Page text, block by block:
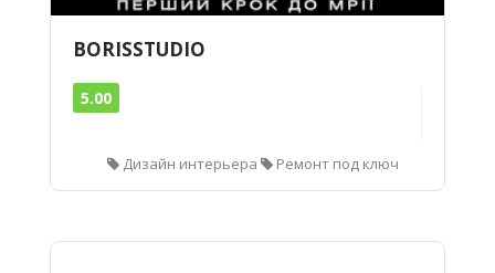
BORISSTUDIO
5.00
Дизайн интерьера Ремонт под ключ